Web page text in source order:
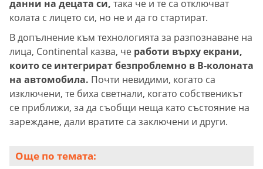
данни на децата си, така че и те са отключват
колата с лицето си, но не и да го стартират.
В допълнение към технологията за разпознаване на
лица, Continental казва, че работи върху екрани,
които се интегрират безпроблемно в B-колоната
на автомобила. Почти невидими, когато са
изключени, те биха светнали, когато собственикът
се приближи, за да съобщи неща като състояние на
зареждане, дали вратите са заключени и други.
Още по темата: